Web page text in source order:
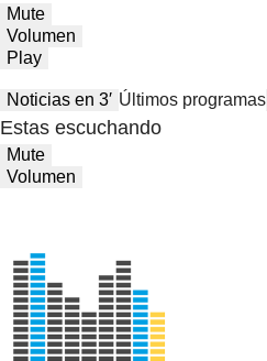
Mute
Volumen
Play
Noticias en 3′ Últimos programas
Estas escuchando
Mute
Volumen